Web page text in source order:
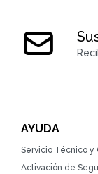
AYUDA
Servicio Técnico y
Activación de